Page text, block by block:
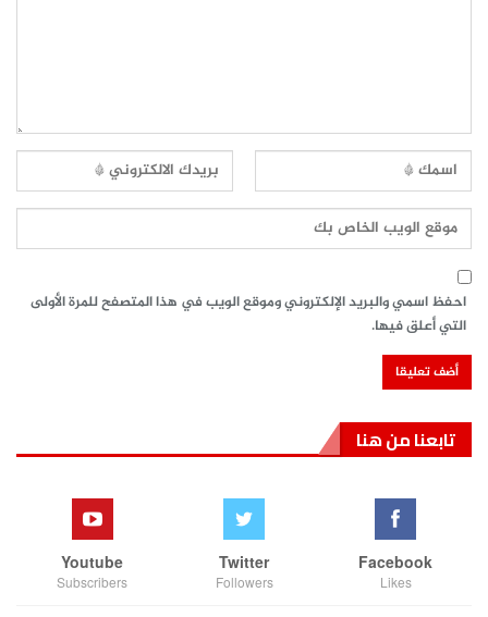
احفظ اسمي والبريد الإلكتروني وموقع الويب في هذا المتصفح للمرة الأولى
التي أعلق فيها.
تابعنا من هنا
Facebook
Likes
Twitter
Followers
Youtube
Subscribers